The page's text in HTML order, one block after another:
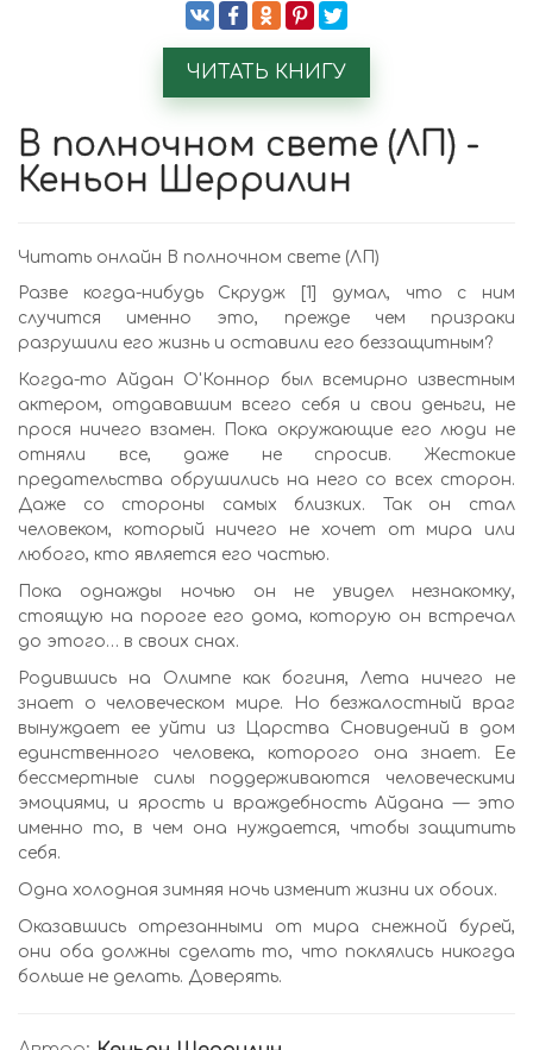
ЧИТАТЬ КНИГУ
В полночном свете (ЛП) -
Кеньон Шеррилин
Читать онлайн В полночном свете (ЛП)
Разве когда-нибудь Скрудж [1] думал, что с ним
случится именно это, прежде чем призраки
разрушили его жизнь и оставили его беззащитным?
Когда-то Айдан О'Коннор был всемирно известным
актером, отдававшим всего себя и свои деньги, не
прося ничего взамен. Пока окружающие его люди не
отняли все, даже не спросив. Жестокие
предательства обрушились на него со всех сторон.
Даже со стороны самых близких. Так он стал
человеком, который ничего не хочет от мира или
любого, кто является его частью.
Пока однажды ночью он не увидел незнакомку,
стоящую на пороге его дома, которую он встречал
до этого… в своих снах.
Родившись на Олимпе как богиня, Лета ничего не
знает о человеческом мире. Но безжалостный враг
вынуждает ее уйти из Царства Сновидений в дом
единственного человека, которого она знает. Ее
бессмертные силы поддерживаются человеческими
эмоциями, и ярость и враждебность Айдана — это
именно то, в чем она нуждается, чтобы защитить
себя.
Одна холодная зимняя ночь изменит жизни их обоих.
Оказавшись отрезанными от мира снежной бурей,
они оба должны сделать то, что поклялись никогда
больше не делать. Доверять.